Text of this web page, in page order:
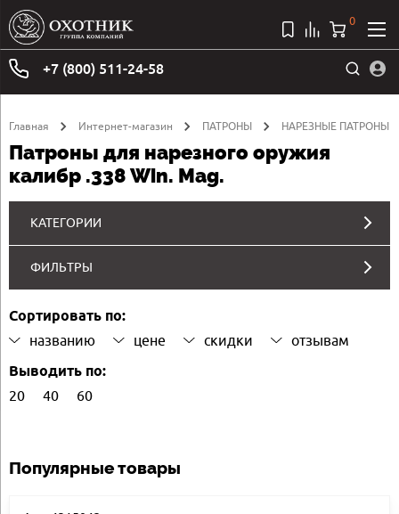
+7 (800) 511-24-58
0
Главная Интернет-магазин ПАТРОНЫ НАРЕЗНЫЕ ПАТРОНЫ
Патроны для нарезного оружия
калибр .338 Win. Mag.
КАТЕГОРИИ
ФИЛЬТРЫ
Сортировать по:
названию цене скидки отзывам
Выводить по:
20 40 60
Популярные товары